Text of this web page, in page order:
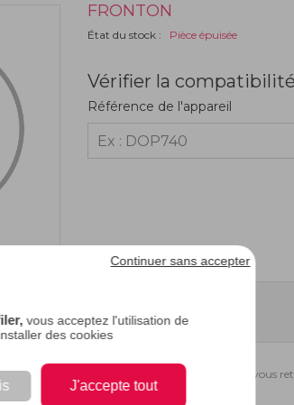
vous acceptez l'utilisation de
des cookies
J'accepte tout
Continuer sans accepter
FRONTON
État du stock : Pièce épuisée
Vérifier la compatibilité
Référence de l'appareil
abîmé ou cassé, il vous suffit de le changer et vous